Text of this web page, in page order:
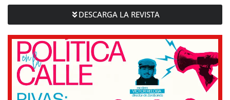
DESCARGA LA REVISTA